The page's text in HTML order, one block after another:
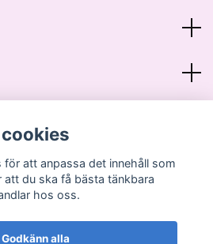
för att anpassa det innehåll som
du ska få bästa tänkbara
hos oss.
Godkänn alla